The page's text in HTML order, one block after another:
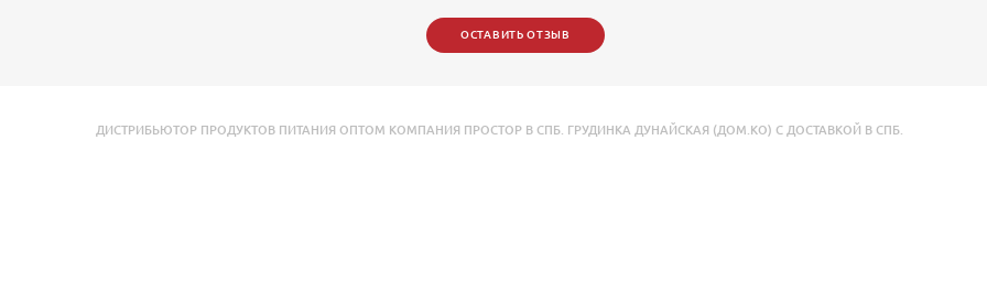
ОСТАВИТЬ ОТЗЫВ
ДИСТРИБЬЮТОР ПРОДУКТОВ ПИТАНИЯ ОПТОМ КОМПАНИЯ ПРОСТОР В СПБ. ГРУДИНКА ДУНАЙСКАЯ (ДОМ.КО) С ДОСТАВКОЙ В СПБ.